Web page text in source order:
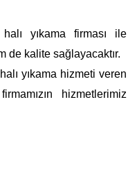
yıkama firması ile
de kalite sağlayacaktır.
yıkama hizmeti veren
firmamızın hizmetlerimiz